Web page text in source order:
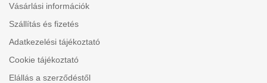
Vásárlási információk
Szállítás és fizetés
Adatkezelési tájékoztató
Cookie tájékoztató
Elállás a szerződéstől